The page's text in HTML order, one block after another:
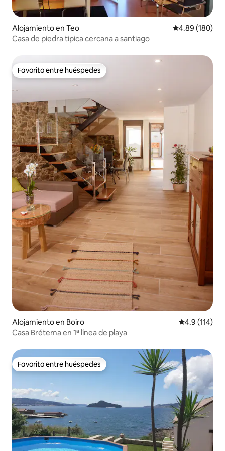
Alojamiento en Teo Calificación
4.89 (180)
Casa de piedra tipica cercana a santiago
Favorito entre huéspedes
Favorito entre huéspedes
Alojamiento en Boiro Calificación
4.9 (114)
Casa Brétema en 1ª línea de playa
Favorito entre huéspedes
Favorito entre huéspedes